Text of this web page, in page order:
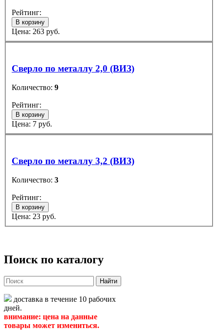
Рейтинг:
В корзину
Цена: 263 руб.
Сверло по металлу 2,0 (ВИЗ)
Количество: 9
Рейтинг:
В корзину
Цена: 7 руб.
Сверло по металлу 3,2 (ВИЗ)
Количество: 3
Рейтинг:
В корзину
Цена: 23 руб.
Поиск по каталогу
Найти
доставка в течение 10 рабочих
дней.
внимание: цена на данные
товары может измениться.